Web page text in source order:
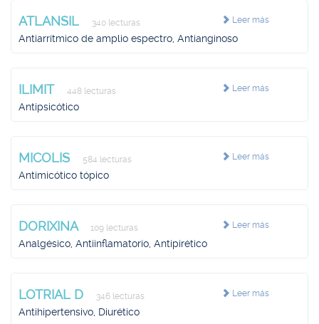
Leer más
ATLANSIL 340 lecturas
Antiarrítmico de amplio espectro, Antianginoso
Leer más
ILIMIT 448 lecturas
Antipsicótico
Leer más
MICOLIS 584 lecturas
Antimicótico tópico
Leer más
DORIXINA 109 lecturas
Analgésico, Antiinflamatorio, Antipirético
Leer más
LOTRIAL D 346 lecturas
Antihipertensivo, Diurético